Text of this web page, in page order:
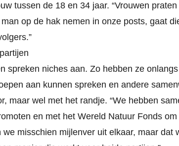
tussen de 18 en 34 jaar. “Vrouwen
op de hak nemen in onze posts, gaat
spreken niches aan. Zo hebben ze
aan kunnen spreken en andere
maar wel met het randje. “We hebben
en met het Wereld Natuur Fonds
misschien mijlenver uit elkaar, maar dat